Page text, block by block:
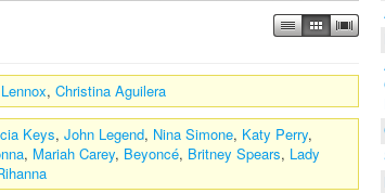
,Christina Aguilera
Keys,John Legend, Nina Simone, Katy Perry,
, Mariah Carey, Beyoncé, Britney Spears, Lady